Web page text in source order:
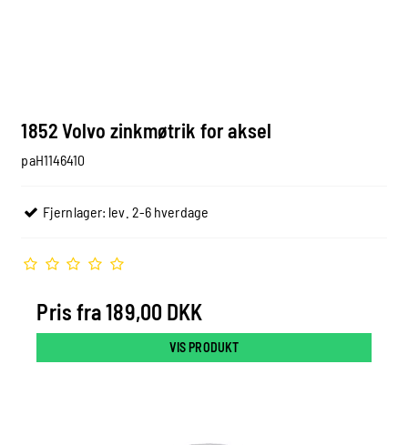
1852 Volvo zinkmøtrik for aksel
paH1146410
Fjernlager: lev. 2-6 hverdage
Pris fra189,00 DKK
VIS PRODUKT